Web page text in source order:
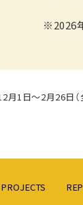
※2026
月1日～2月26日（
PROJECTS